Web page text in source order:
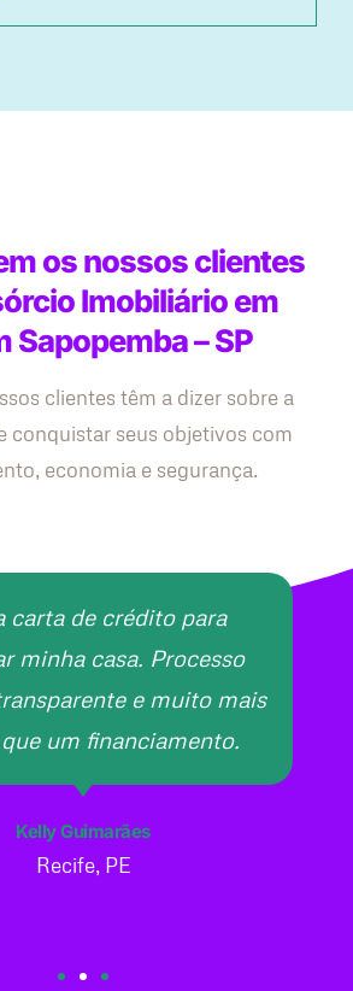
os nossos clientes
Imobiliário em
Sapopemba – SP
clientes têm a dizer sobre a
conquistar seus objetivos com
economia e segurança.
carta de crédito para
minha casa. Processo
e muito mais
um financiamento.
Kelly Guimarães
Recife, PE